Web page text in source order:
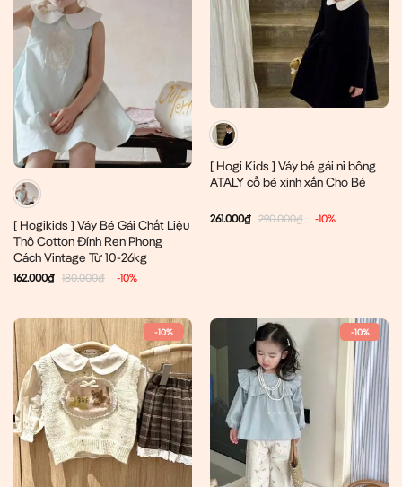
[ Hogikids ] Váy Bé Gái Chất Liệu
Thô Cotton Đính Ren Phong
Cách Vintage Từ 10-26kg
162.000₫ 180.000₫ -10%
[ Hogi Kids ] Váy bé gái nỉ bông
ATALY cổ bẻ xinh xắn Cho Bé
261.000₫ 290.000₫ -10%
-10% -10%